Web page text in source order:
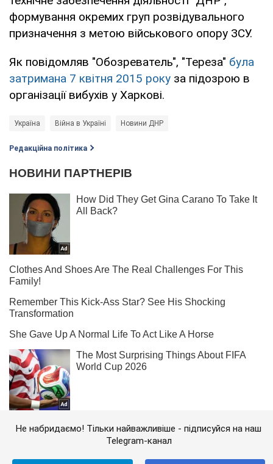
формування окремих груп розвідувального
призначення з метою військового опору ЗСУ.
Як повідомляв "Обозреватель", "Тереза" була
затримана 7 квітня 2015 року за підозрою в
організації вибухів у Харкові.
Україна Війна в Україні Новини ДНР
Редакційна політика
Не набридаємо! Тільки найважливіше - підписуйся на наш
Telegram-канал